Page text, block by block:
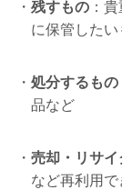
残すもの：貴
に保管したい
処分するもの
品など
売却・リサ
など再利用